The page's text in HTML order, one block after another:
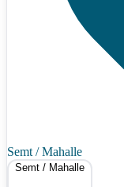
Semt / Mahalle
Semt / Mahalle